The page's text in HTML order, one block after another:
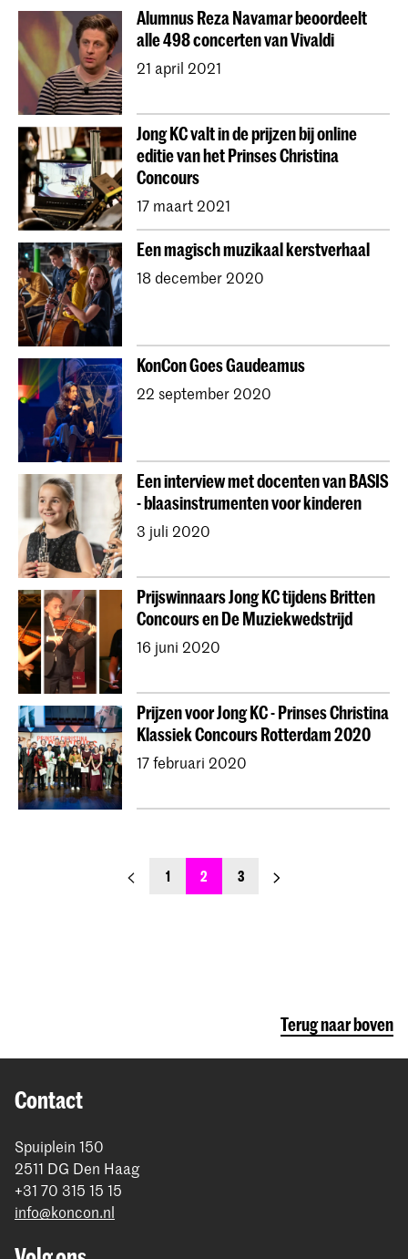
Alumnus Reza Navamar beoordeelt
alle 498 concerten van Vivaldi
21 april 2021
Jong KC valt in de prijzen bij online
editie van het Prinses Christina
Concours
17 maart 2021
Een magisch muzikaal kerstverhaal
18 december 2020
KonCon Goes Gaudeamus
22 september 2020
Een interview met docenten van BASIS
- blaasinstrumenten voor kinderen
3 juli 2020
Prijswinnaars Jong KC tijdens Britten
Concours en De Muziekwedstrijd
16 juni 2020
Prijzen voor Jong KC - Prinses Christina
Klassiek Concours Rotterdam 2020
17 februari 2020
previous_page
1 2 3 next_page
Terug naar boven
Contact
Spuiplein 150
2511 DG Den Haag
+31 70 315 15 15
info@koncon.nl